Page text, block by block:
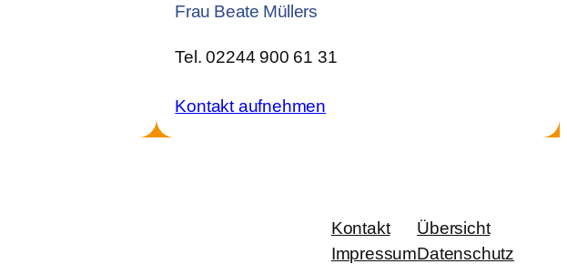
Frau Beate Müllers
Tel. 02244 900 61 31
Kontakt aufnehmen
Kontakt
Impressum
Übersicht
Datenschutz